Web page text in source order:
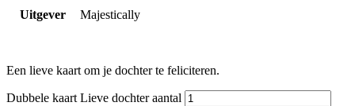
Uitgever Majestically
Een lieve kaart om je dochter te feliciteren.
Dubbele kaart Lieve dochter aantal